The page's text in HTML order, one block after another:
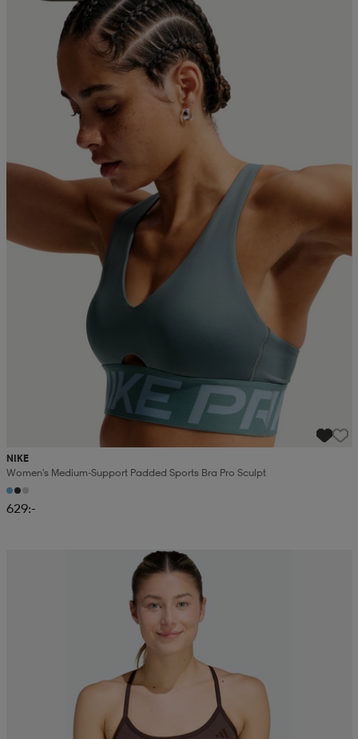
NIKE
Women's Medium-Support Padded Sports Bra Pro Sculpt
629:-